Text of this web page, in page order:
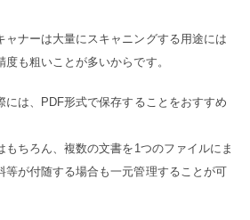
ャナーは大量にスキャニングする用途には
も粗いことが多いからです。
には、PDF形式で保存することをおすすめ
もちろん、複数の文書を1つのファイルにま
等が付随する場合も一元管理することが可